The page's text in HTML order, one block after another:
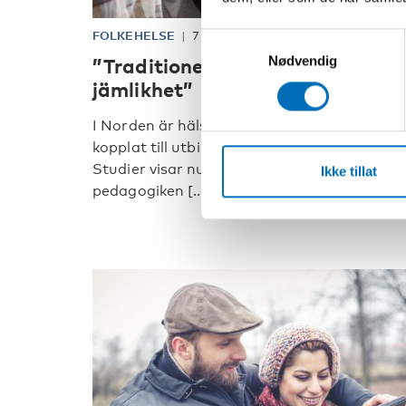
Nødvendig
Ikke tillat
FOLKEHELSE 7 mai 2019
”Traditionell undervisning ökar
jämlikhet”
I Norden är hälsa i högre utsträckning
kopplat till utbildningsnivå än till inkomst.
Studier visar nu att den progressiva
pedagogiken [...]